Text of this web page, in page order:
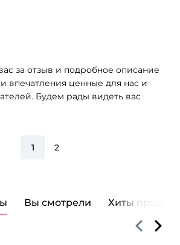
за отзыв и подробное описание
впечатления ценные для нас и
Будем рады видеть вас
1 2
Вы смотрели Хиты продаж